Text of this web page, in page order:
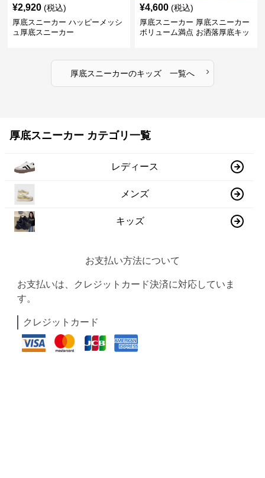
¥2,920 (税込)
厚底スニーカー ハッピーメッシ
ュ厚底スニーカー
¥4,600 (税込)
厚底スニーカー 厚底スニーカー
ボリューム満点 お洒落厚底キッ
厚底スニーカーのキッズ 一覧へ ›
厚底スニーカー カテゴリ一覧
レディース
メンズ
キッズ
お支払い方法について
お支払いは、クレジットカード決済に対応していま
す。
クレジットカード